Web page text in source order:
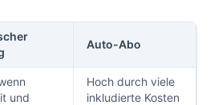
Auto-Abo
und
Hoch durch viele
inkludierte Kosten